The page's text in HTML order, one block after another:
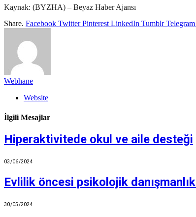
Kaynak: (BYZHA) – Beyaz Haber Ajansı
Share. Facebook Twitter Pinterest LinkedIn Tumblr Telegram
Webhane
Website
İlgili Mesajlar
Hiperaktivitede okul ve aile desteği
03/06/2024
Evlilik öncesi psikolojik
30/05/2024